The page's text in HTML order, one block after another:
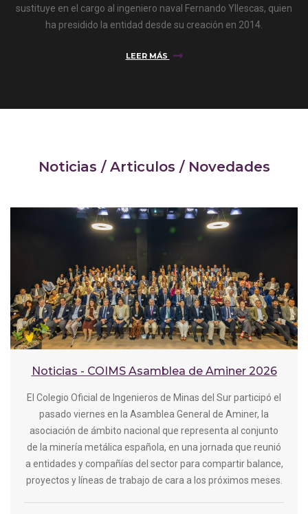
sustituye en el cargo al ingeniero naval Fernando Yllescas, quien
ha presidido la entidad desde su creación en 2014.
LEER MÁS
Noticias / Articulos / Novedades
Noticias - COIMS Asamblea de Aminer 2026
El Colegio Oficial de Ingenieros de Minas del Sur participó el
pasado viernes en la Asamblea General de Aminer, la
asociación de ámbito nacional que representa al conjunto
de la minería metálica española, en una jornada que reunió
a entidades y compañías del sector para compartir balance,
proyectos y líneas de trabajo de cara a los próximos meses.